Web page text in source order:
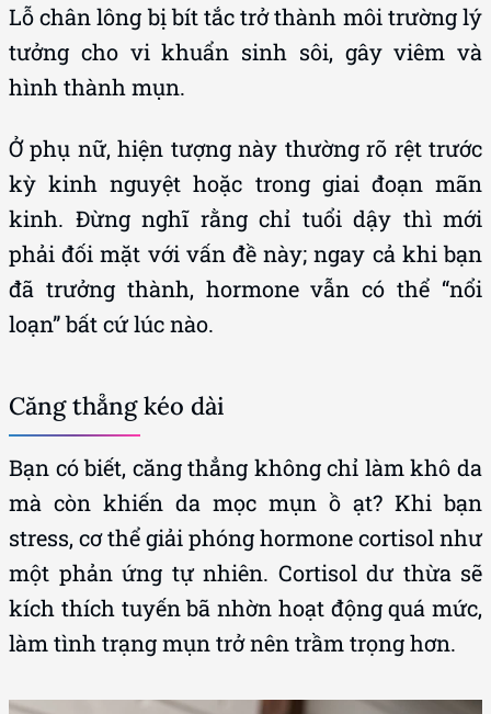
Lỗ chân lông bị bít tắc trở thành môi trường lý
tưởng cho vi khuẩn sinh sôi, gây viêm và
hình thành mụn.
Ở phụ nữ, hiện tượng này thường rõ rệt trước
kỳ kinh nguyệt hoặc trong giai đoạn mãn
kinh. Đừng nghĩ rằng chỉ tuổi dậy thì mới
phải đối mặt với vấn đề này; ngay cả khi bạn
đã trưởng thành, hormone vẫn có thể “nổi
loạn” bất cứ lúc nào.
Căng thẳng kéo dài
Bạn có biết, căng thẳng không chỉ làm khô da
mà còn khiến da mọc mụn ồ ạt? Khi bạn
stress, cơ thể giải phóng hormone cortisol như
một phản ứng tự nhiên. Cortisol dư thừa sẽ
kích thích tuyến bã nhờn hoạt động quá mức,
làm tình trạng mụn trở nên trầm trọng hơn.